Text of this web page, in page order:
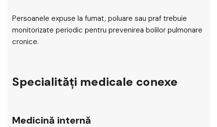
Persoanele expuse la fumat, poluare sau praf trebuie
monitorizate periodic pentru prevenirea bolilor pulmonare
cronice.
Specialități medicale conexe
Medicină internă